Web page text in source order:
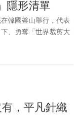
隱形清單
韓國釜山舉行，代表
、勇奪「世界裁剪大
樣拿下金牌。該獎項
，平凡針織